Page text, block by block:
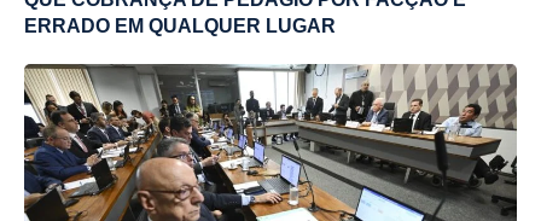
ERRADO EM QUALQUER LUGAR